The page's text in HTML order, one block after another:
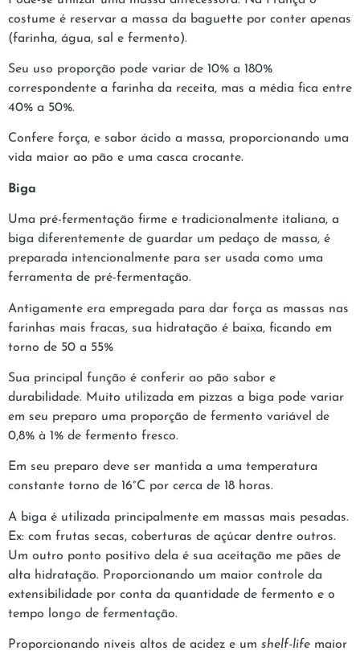
costume é reservar a massa da baguette por conter apenas
(farinha, água, sal e fermento).
Seu uso proporção pode variar de 10% a 180%
correspondente a farinha da receita, mas a média fica entre
40% a 50%.
Confere força, e sabor ácido a massa, proporcionando uma
vida maior ao pão e uma casca crocante.
Biga
Uma pré-fermentação firme e tradicionalmente italiana, a
biga diferentemente de guardar um pedaço de massa, é
preparada intencionalmente para ser usada como uma
ferramenta de pré-fermentação.
Antigamente era empregada para dar força as massas nas
farinhas mais fracas, sua hidratação é baixa, ficando em
torno de 50 a 55%
Sua principal função é conferir ao pão sabor e
durabilidade. Muito utilizada em pizzas a biga pode variar
em seu preparo uma proporção de fermento variável de
0,8% à 1% de fermento fresco.
Em seu preparo deve ser mantida a uma temperatura
constante torno de 16°C por cerca de 18 horas.
A biga é utilizada principalmente em massas mais pesadas.
Ex: com frutas secas, coberturas de açúcar dentre outros.
Um outro ponto positivo dela é sua aceitação me pães de
alta hidratação. Proporcionando um maior controle da
extensibilidade por conta da quantidade de fermento e o
tempo longo de fermentação.
Proporcionando níveis altos de acidez e um shelf-life maior